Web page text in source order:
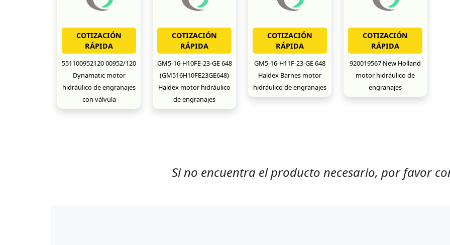
COTIZACIÓN
RÁPIDA
551100952120 00952/120
Dynamatic motor
hidráulico de engranajes
con válvula
COTIZACIÓN
RÁPIDA
GM5-16-H10FE-23-GE 648
(GM516H10FE23GE648)
Haldex motor hidráulico
de engranajes
COTIZACIÓN
RÁPIDA
GM5-16-H11F-23-GE 648
Haldex Barnes motor
hidráulico de engranajes
COTIZACIÓN
RÁPIDA
920019567 New Holland
motor hidráulico de
engranajes
Si no encuentra el producto necesario, por favor